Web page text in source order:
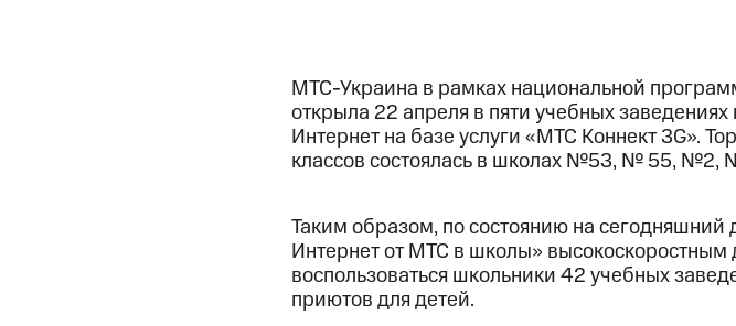
МТС-Украина в рамках национальной
открыла 22 апреля в пяти учебных
Интернет на базе услуги «МТС Коннект 3G».
классов состоялась в школах №53, № 55,
Таким образом, по состоянию на
Интернет от МТС в школы» высокоскоростным
воспользоваться школьники 42 учебных
приютов для детей.